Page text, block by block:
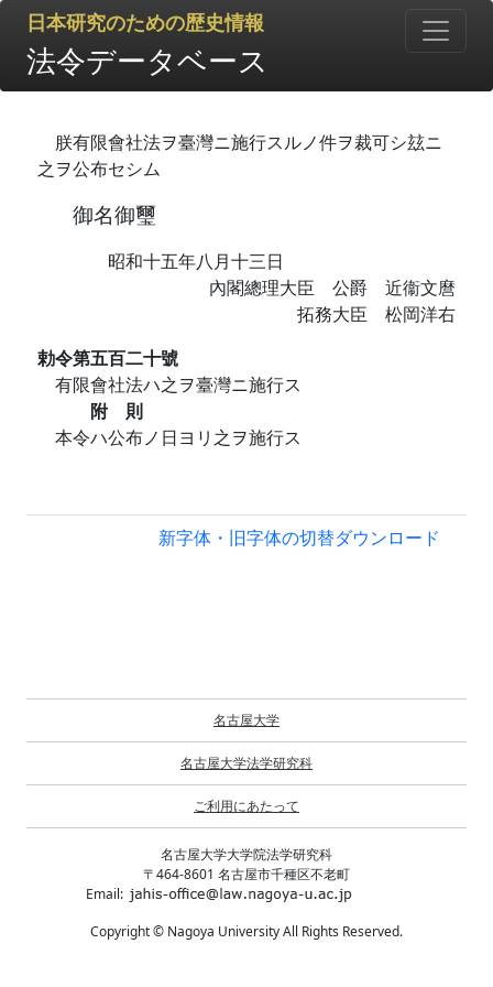
日本研究のための歴史情報
法令データベース
朕有限會社法ヲ臺灣ニ施行スルノ件ヲ裁可シ玆ニ
之ヲ公布セシム
御名御璽
昭和十五年八月十三日
內閣總理大臣 公爵 近衞文麿
拓務大臣 松岡洋右
勅令第五百二十號
有限會社法ハ之ヲ臺灣ニ施行ス
附 則
本令ハ公布ノ日ヨリ之ヲ施行ス
新字体・旧字体の切替ダウンロード
名古屋大学
名古屋大学法学研究科
ご利用にあたって
名古屋大学大学院法学研究科
〒464-8601 名古屋市千種区不老町
Email:
Copyright © Nagoya University All Rights Reserved.